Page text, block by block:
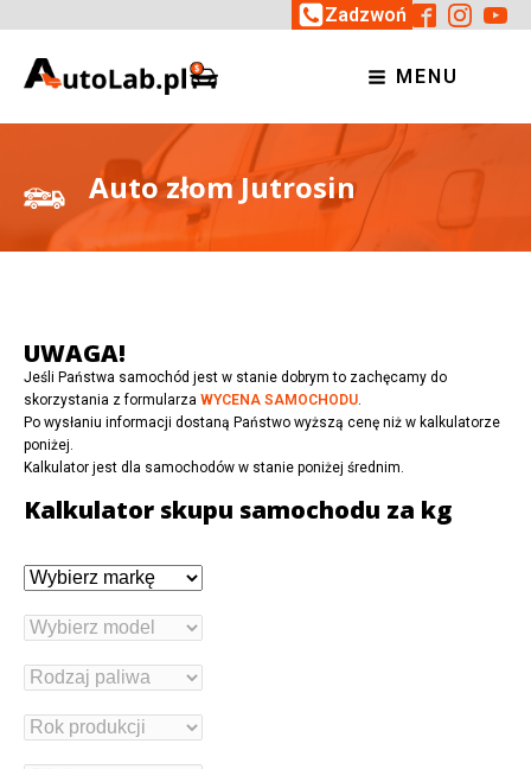
Zadzwoń
MENU
Auto złom Jutrosin
UWAGA!
Jeśli Państwa samochód jest w stanie dobrym to zachęcamy do
skorzystania z formularza WYCENA SAMOCHODU.
Po wysłaniu informacji dostaną Państwo wyższą cenę niż w kalkulatorze
poniżej.
Kalkulator jest dla samochodów w stanie poniżej średnim.
Kalkulator skupu samochodu za kg